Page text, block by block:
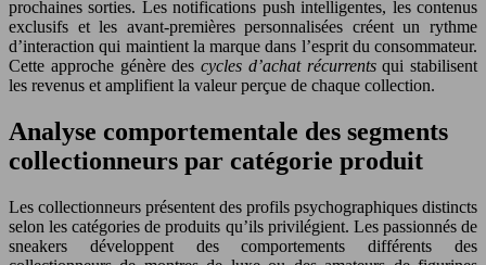
prochaines sorties. Les notifications push intelligentes, les contenus
exclusifs et les avant-premières personnalisées créent un rythme
d’interaction qui maintient la marque dans l’esprit du consommateur.
Cette approche génère des cycles d’achat récurrentsqui stabilisent
les revenus et amplifient la valeur perçue de chaque collection.
Analyse comportementale des segments
collectionneurs par catégorie produit
Les collectionneurs présentent des profils psychographiques distincts
selon les catégories de produits qu’ils privilégient. Les passionnés de
sneakers développent des comportements différents des